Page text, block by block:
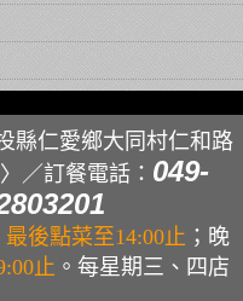
縣仁愛鄉大同村仁和路
／訂餐電話： 049-
最後點菜至14:00止 ；晚
止 。每星期三、四店